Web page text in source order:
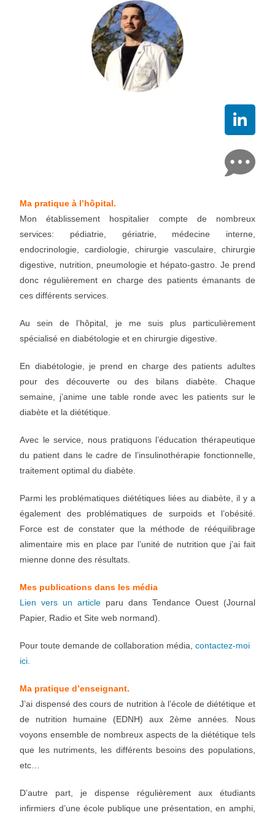
Ma pratique à l’hôpital.
Mon établissement hospitalier compte de nombreux
services: pédiatrie, gériatrie, médecine interne,
endocrinologie, cardiologie, chirurgie vasculaire, chirurgie
digestive, nutrition, pneumologie et hépato-gastro. Je prend
donc régulièrement en charge des patients émanants de
ces différents services.
Au sein de l’hôpital, je me suis plus particulièrement
spécialisé en diabétologie et en chirurgie digestive.
En diabétologie, je prend en charge des patients adultes
pour des découverte ou des bilans diabète. Chaque
semaine, j’anime une table ronde avec les patients sur le
diabète et la diététique.
Avec le service, nous pratiquons l’éducation thérapeutique
du patient dans le cadre de l’insulinothérapie fonctionnelle,
traitement optimal du diabète.
Parmi les problématiques diététiques liées au diabète, il y a
également des problématiques de surpoids et l’obésité.
Force est de constater que la méthode de rééquilibrage
alimentaire mis en place par l’unité de nutrition que j’ai fait
mienne donne des résultats.
Mes publications dans les média
Lien vers un article paru dans Tendance Ouest (Journal
Papier, Radio et Site web normand).
Pour toute demande de collaboration média,contactez-moi
ici.
Ma pratique d’enseignant.
J’ai dispensé des cours de nutrition à l’école de diététique et
de nutrition humaine (EDNH) aux 2ème années. Nous
voyons ensemble de nombreux aspects de la diététique tels
que les nutriments, les différents besoins des populations,
etc…
D’autre part, je dispense régulièrement aux étudiants
infirmiers d’une école publique une présentation, en amphi,